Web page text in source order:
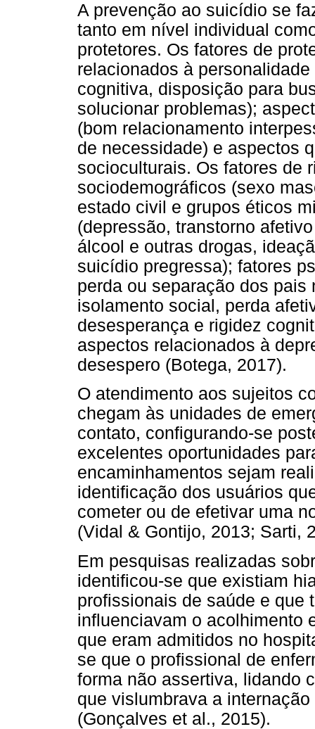
A prevenção ao suicídio se
tanto em nível individual
protetores. Os fatores de
relacionados à
cognitiva, disposição para
solucionar problemas);
(bom relacionamento
de necessidade) e aspectos
socioculturais. Os fatores de
sociodemográficos (sexo
estado civil e grupos éticos
(depressão, transtorno
álcool e outras drogas,
suicídio pregressa); fatores
perda ou separação dos
isolamento social, perda
desesperança e rigidez
aspectos relacionados à
desespero (Botega, 2017).
O atendimento aos sujeitos
chegam às unidades de
contato, configurando-se
excelentes oportunidades
encaminhamentos sejam
identificação dos usuários
cometer ou de efetivar uma
(Vidal & Gontijo, 2013; Sarti,
Em pesquisas realizadas
identificou-se que existiam
profissionais de saúde e que
influenciavam o acolhimento
que eram admitidos no
se que o profissional de
forma não assertiva, lidando
que vislumbrava a
(Gonçalves et al., 2015).